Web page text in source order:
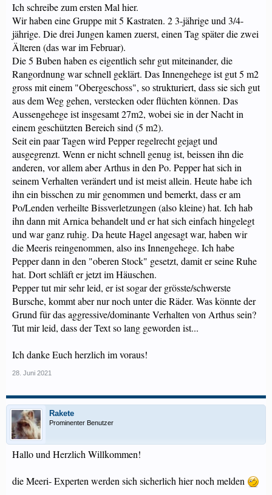
Ich schreibe zum ersten Mal hier.
Wir haben eine Gruppe mit 5 Kastraten. 2 3-jährige und 3/4-
jährige. Die drei Jungen kamen zuerst, einen Tag später die zwei
Älteren (das war im Februar).
Die 5 Buben haben es eigentlich sehr gut miteinander, die
Rangordnung war schnell geklärt. Das Innengehege ist gut 5 m2
gross mit einem "Obergeschoss", so strukturiert, dass sie sich gut
aus dem Weg gehen, verstecken oder flüchten können. Das
Aussengehege ist insgesamt 27m2, wobei sie in der Nacht in
einem geschützten Bereich sind (5 m2).
Seit ein paar Tagen wird Pepper regelrecht gejagt und
ausgegrenzt. Wenn er nicht schnell genug ist, beissen ihn die
anderen, vor allem aber Arthus in den Po. Pepper hat sich in
seinem Verhalten verändert und ist meist allein. Heute habe ich
ihn ein bisschen zu mir genommen und bemerkt, dass er am
Po/Lenden verheilte Bissverletzungen (also kleine) hat. Ich hab
ihn dann mit Arnica behandelt und er hat sich einfach hingelegt
und war ganz ruhig. Da heute Hagel angesagt war, haben wir
die Meeris reingenommen, also ins Innengehege. Ich habe
Pepper dann in den "oberen Stock" gesetzt, damit er seine Ruhe
hat. Dort schläft er jetzt im Häuschen.
Pepper tut mir sehr leid, er ist sogar der grösste/schwerste
Bursche, kommt aber nur noch unter die Räder. Was könnte der
Grund für das aggressive/dominante Verhalten von Arthus sein?
Tut mir leid, dass der Text so lang geworden ist...
Ich danke Euch herzlich im voraus!
28. Juni 2021
Rakete
Prominenter Benutzer
Hallo und Herzlich Willkommen!
die Meeri- Experten werden sich sicherlich hier noch melden